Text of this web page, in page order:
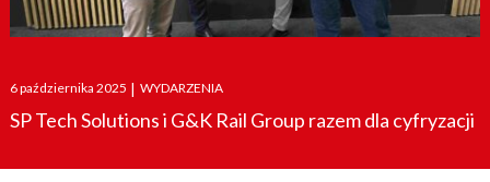
Posted
on
6 października 2025 | WYDARZENIA
SP Tech Solutions i G&K Rail Group razem dla cyfryzacji